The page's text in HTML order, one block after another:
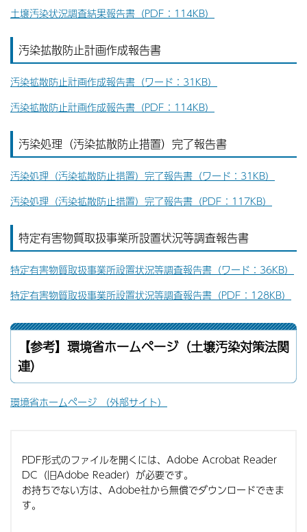
土壌汚染状況調査結果報告書（PDF：114KB）
汚染拡散防止計画作成報告書
汚染拡散防止計画作成報告書（ワード：31KB）
汚染拡散防止計画作成報告書（PDF：114KB）
汚染処理（汚染拡散防止措置）完了報告書
汚染処理（汚染拡散防止措置）完了報告書（ワード：31KB）
汚染処理（汚染拡散防止措置）完了報告書（PDF：117KB）
特定有害物質取扱事業所設置状況等調査報告書
特定有害物質取扱事業所設置状況等調査報告書（ワード：36KB）
特定有害物質取扱事業所設置状況等調査報告書（PDF：128KB）
【参考】環境省ホームページ（土壌汚染対策法関
連）
環境省ホームページ （外部サイト）
PDF形式のファイルを開くには、Adobe Acrobat Reader
DC（旧Adobe Reader）が必要です。
お持ちでない方は、Adobe社から無償でダウンロードできま
す。